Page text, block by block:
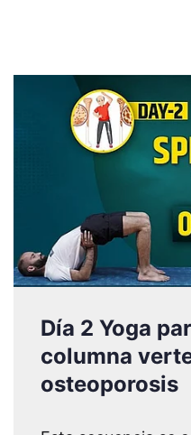
Día 2 Yoga
columna
osteoporosis